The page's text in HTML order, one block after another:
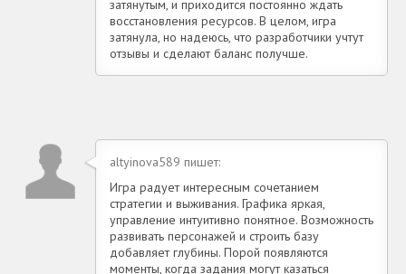
затянутым, и приходится постоянно ждать
восстановления ресурсов. В целом, игра
затянула, но надеюсь, что разработчики учтут
отзывы и сделают баланс получше.
altyinova589 пишет:
Игра радует интересным сочетанием
стратегии и выживания. Графика яркая,
управление интуитивно понятное. Возможность
развивать персонажей и строить базу
добавляет глубины. Порой появляются
моменты, когда задания могут казаться